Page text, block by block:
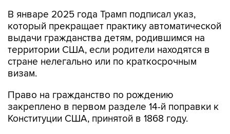
В январе 2025 года Трамп подписал указ,
который прекращает практику автоматической
выдачи гражданства детям, родившимся на
территории США, если родители находятся в
стране нелегально или по краткосрочным
визам.
Право на гражданство по рождению
закреплено в первом разделе 14-й поправки к
Конституции США, принятой в 1868 году.